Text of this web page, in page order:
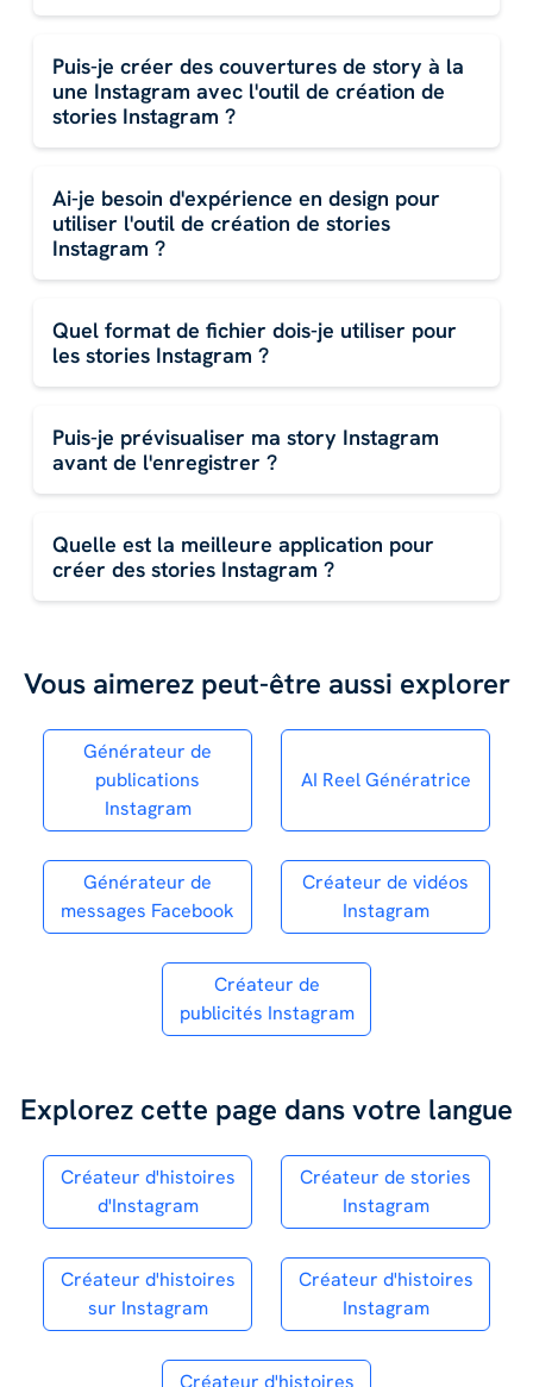
Puis-je créer des couvertures de story à la
une Instagram avec l'outil de création de
stories Instagram ?
Ai-je besoin d'expérience en design pour
utiliser l'outil de création de stories
Instagram ?
Quel format de fichier dois-je utiliser pour
les stories Instagram ?
Puis-je prévisualiser ma story Instagram
avant de l'enregistrer ?
Quelle est la meilleure application pour
créer des stories Instagram ?
Vous aimerez peut-être aussi explorer
Générateur de
publications
Instagram
AI Reel Génératrice
Générateur de
messages Facebook
Créateur de vidéos
Instagram
Créateur de
publicités Instagram
Explorez cette page dans votre langue
Créateur d'histoires
d'Instagram
Créateur de stories
Instagram
Créateur d'histoires
sur Instagram
Créateur d'histoires
Instagram